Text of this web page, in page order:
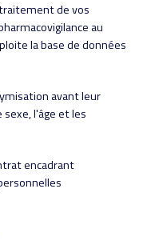
de vos
au
la base de données
avant leur
l'âge et les
encadrant